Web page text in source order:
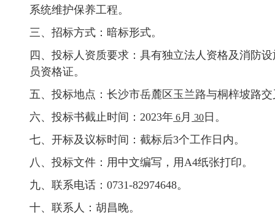
系统维护保养工程。
三、招标方式：暗标形式。
四、投标人资质要求：具有独立法人资格及消防
员资格证。
五、投标地点：长沙市岳麓区玉兰路与桐梓坡路
六、投标书截止时间：2023年 6月 30 日。
七、开标及议标时间：截标后3个工作日内。
八、投标文件：用中文编写，用A4纸张打印。
九、联系电话：0731-82974648。
十、联系人：胡昌晚。